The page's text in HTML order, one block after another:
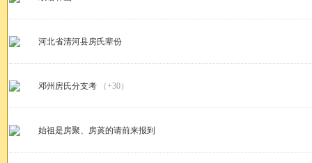
河北省清河县房氏辈份
邓州房氏分支考 （+30）
始祖是房聚、房菼的请前来报到